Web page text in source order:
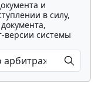
и
в силу,
версии системы